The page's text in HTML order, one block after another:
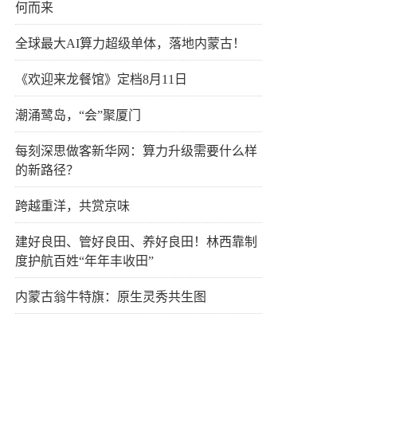
何而来
全球最大AI算力超级单体，落地内蒙古！
《欢迎来龙餐馆》定档8月11日
潮涌鹭岛，“会”聚厦门
每刻深思做客新华网：算力升级需要什么样
的新路径？
跨越重洋，共赏京味
建好良田、管好良田、养好良田！林西靠制
度护航百姓“年年丰收田”
内蒙古翁牛特旗：原生灵秀共生图